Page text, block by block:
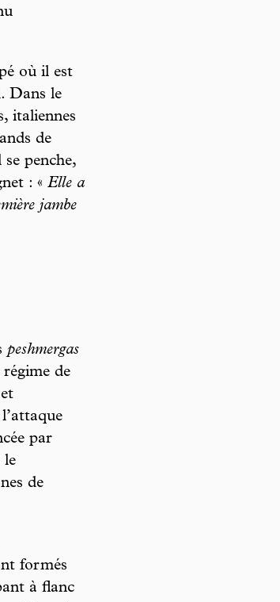
où il est
Dans le
italiennes
de
penche,
: « Elle a
jambe
peshmergas
de
par
le
de
formés
à flanc